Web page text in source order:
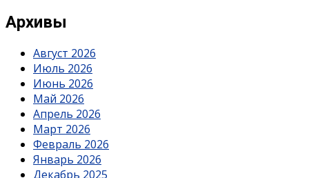
Архивы
Август 2026
Июль 2026
Июнь 2026
Май 2026
Апрель 2026
Март 2026
Февраль 2026
Январь 2026
Декабрь 2025